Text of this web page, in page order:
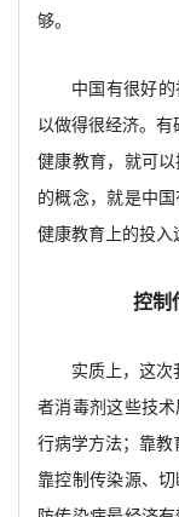
够。
中国有很好
以做得很经济。
健康教育，就可
的概念，就是中
健康教育上的投入
控制
实质上，这次
者消毒剂这些技
行病学方法；靠教
靠控制传染源、